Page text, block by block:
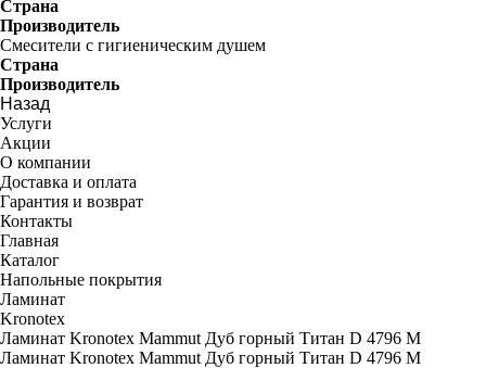
Страна
Производитель
Смесители с гигиеническим душем
Страна
Производитель
Назад
Услуги
Акции
О компании
Доставка и оплата
Гарантия и возврат
Контакты
Главная
Каталог
Напольные покрытия
Ламинат
Kronotex
Ламинат Kronotex Mammut Дуб горный Титан D 4796 M
Ламинат Kronotex Mammut Дуб горный Титан D 4796 M